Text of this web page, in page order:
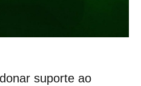
suporte ao